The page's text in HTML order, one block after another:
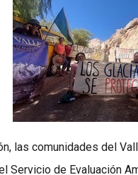
las comunidades del
Servicio de Evaluación